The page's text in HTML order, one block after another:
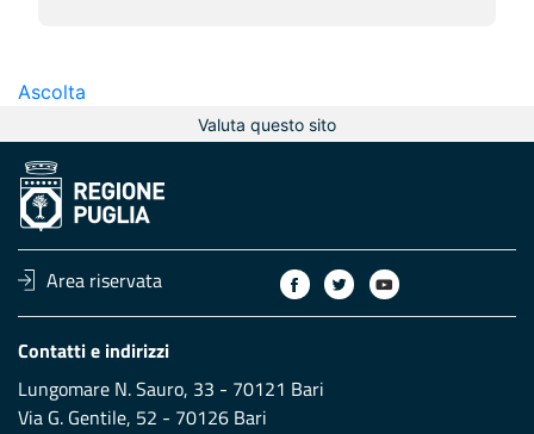
Ascolta
Valuta questo sito
Area riservata
Contatti e indirizzi
Lungomare N. Sauro, 33 - 70121 Bari
Via G. Gentile, 52 - 70126 Bari